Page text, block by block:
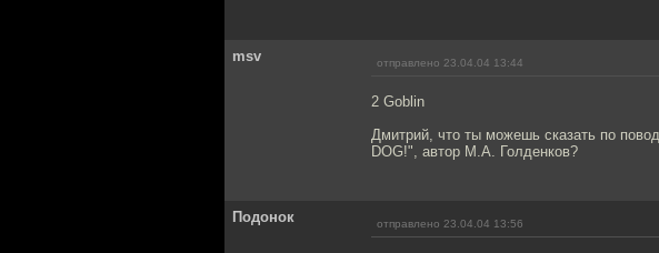
msv отправлено 23.04.04 13:44
2 Goblin
Дмитрий, что ты можешь сказать по
DOG!", автор М.А. Голденков?
Подонок отправлено 23.04.04 13:56